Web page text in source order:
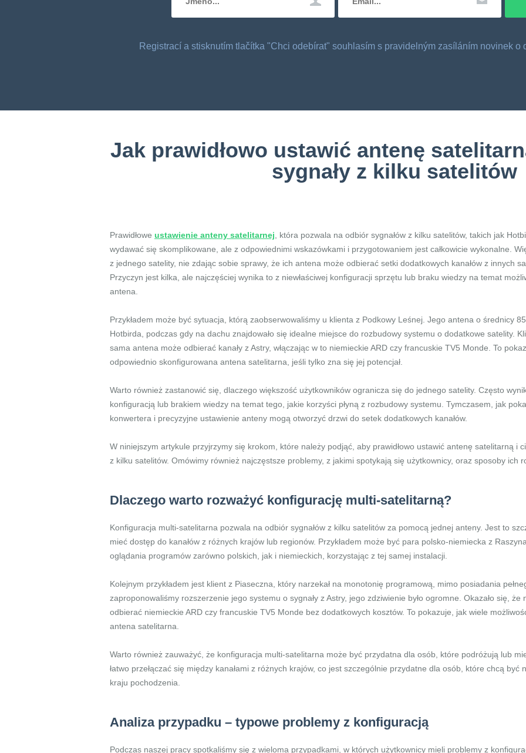
Registrací a stisknutím tlačítka "Chci odebírat" souhlasím s pravidelným zasíláním novinek o
Jak prawidłowo ustawić antenę
sygnały z kilku satelitów
Prawidłowe ustawienie anteny satelitarnej , która pozwala na odbiór sygnałów z kilku satelitów, takich jak
wydawać się skomplikowane, ale z odpowiednimi wskazówkami i przygotowaniem jest całkowicie wykonalne.
z jednego satelity, nie zdając sobie sprawy, że ich antena może odbierać setki dodatkowych kanałów z innych
Przyczyn jest kilka, ale najczęściej wynika to z niewłaściwej konfiguracji sprzętu lub braku wiedzy na temat
antena.
Przykładem może być sytuacja, którą zaobserwowaliśmy u klienta z Podkowy Leśnej. Jego antena o średnicy
Hotbirda, podczas gdy na dachu znajdowało się idealne miejsce do rozbudowy systemu o dodatkowe satelity.
sama antena może odbierać kanały z Astry, włączając w to niemieckie ARD czy francuskie TV5 Monde. To
odpowiednio skonfigurowana antena satelitarna, jeśli tylko zna się jej potencjał.
Warto również zastanowić się, dlaczego większość użytkowników ogranicza się do jednego satelity. Często
konfiguracją lub brakiem wiedzy na temat tego, jakie korzyści płyną z rozbudowy systemu. Tymczasem, jak
konwertera i precyzyjne ustawienie anteny mogą otworzyć drzwi do setek dodatkowych kanałów.
W niniejszym artykule przyjrzymy się krokom, które należy podjąć, aby prawidłowo ustawić antenę satelitarną i
z kilku satelitów. Omówimy również najczęstsze problemy, z jakimi spotykają się użytkownicy, oraz sposoby ich
Dlaczego warto rozważyć konfigurację multi-satelitarną?
Konfiguracja multi-satelitarna pozwala na odbiór sygnałów z kilku satelitów za pomocą jednej anteny. Jest to
mieć dostęp do kanałów z różnych krajów lub regionów. Przykładem może być para polsko-niemiecka z
oglądania programów zarówno polskich, jak i niemieckich, korzystając z tej samej instalacji.
Kolejnym przykładem jest klient z Piaseczna, który narzekał na monotonię programową, mimo posiadania
zaproponowaliśmy rozszerzenie jego systemu o sygnały z Astry, jego zdziwienie było ogromne. Okazało się,
odbierać niemieckie ARD czy francuskie TV5 Monde bez dodatkowych kosztów. To pokazuje, jak wiele
antena satelitarna.
Warto również zauważyć, że konfiguracja multi-satelitarna może być przydatna dla osób, które podróżują lub
łatwo przełączać się między kanałami z różnych krajów, co jest szczególnie przydatne dla osób, które chcą
kraju pochodzenia.
Analiza przypadku – typowe problemy z konfiguracją
Podczas naszej pracy spotkaliśmy się z wieloma przypadkami, w których użytkownicy mieli problemy z